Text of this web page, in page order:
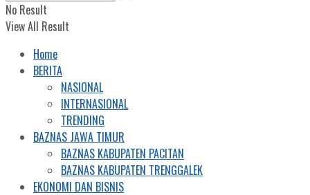
No Result
View All Result
Home
BERITA
NASIONAL
INTERNASIONAL
TRENDING
BAZNAS JAWA TIMUR
BAZNAS KABUPATEN PACITAN
BAZNAS KABUPATEN TRENGGALEK
EKONOMI DAN BISNIS